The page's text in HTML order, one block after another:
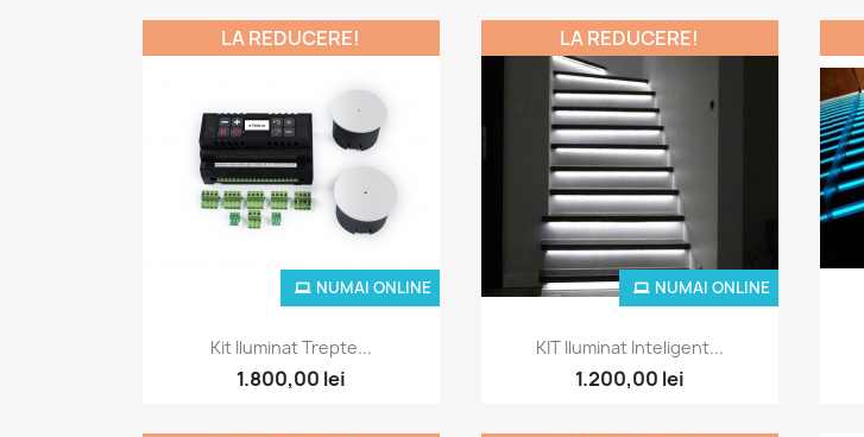
Vizualizare rapida
Kit Iluminat Trepte...
1.800,00 lei
NUMAI ONLINE
LA REDUCERE!
Vizualizare rapida
KIT Iluminat Inteligent...
1.200,00 lei
NUMAI ONLINE
LA REDUCERE!